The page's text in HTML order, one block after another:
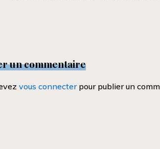
un commentaire
vous connecterpour publier un